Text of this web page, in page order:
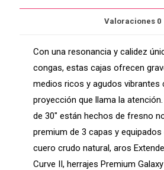
Valoraciones 0
Con una resonancia y calidez
congas, estas cajas ofrecen
medios ricos y agudos vibrantes
proyección que llama la
de 30″ están hechos de fresno
premium de 3 capas y
cuero crudo natural, aros
Curve II, herrajes Premium